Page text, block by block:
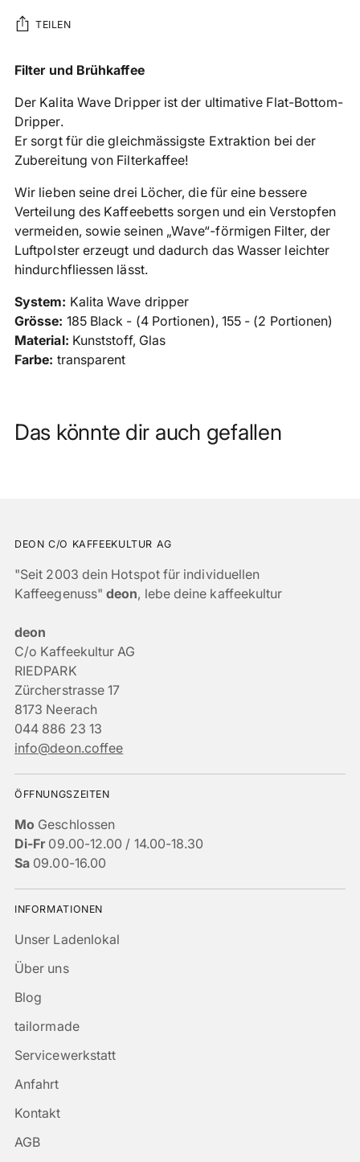
TEILEN
Produkt
den
Warenkorb
legen
Filter und Brühkaffee
Der Kalita Wave Dripper ist der ultimative Flat-Bottom-
Dripper.
Er sorgt für die gleichmässigste Extraktion bei der
Zubereitung von Filterkaffee!
Wir lieben seine drei Löcher, die für eine bessere
Verteilung des Kaffeebetts sorgen und ein Verstopfen
vermeiden, sowie seinen „Wave“-förmigen Filter, der
Luftpolster erzeugt und dadurch das Wasser leichter
hindurchfliessen lässt.
System: Kalita Wave dripper
Grösse: 185 Black - (4 Portionen), 155 - (2 Portionen)
Material: Kunststoff, Glas
Farbe: transparent
Das könnte dir auch gefallen
DEON C/O KAFFEEKULTUR AG
"Seit 2003 dein Hotspot für individuellen
Kaffeegenuss"deon, lebe deine kaffeekultur
deon
C/o Kaffeekultur AG
RIEDPARK
Zürcherstrasse 17
8173 Neerach
044 886 23 13
info@deon.coffee
ÖFFNUNGSZEITEN
Mo Geschlossen
Di-Fr09.00-12.00 / 14.00-18.30
Sa 09.00-16.00
INFORMATIONEN
Unser Ladenlokal
Über uns
Blog
tailormade
Servicewerkstatt
Anfahrt
Kontakt
AGB